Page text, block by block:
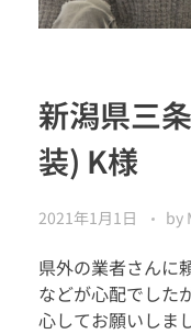
新潟県三
装) K様
2021年1月1日 by
県外の業者さんに
などが心配でした
心してお願いしま